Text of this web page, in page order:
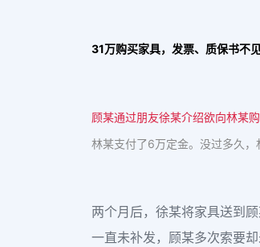
31万购买家具，发票、质保书不
顾某通过朋友徐某介绍欲向林某
林某支付了6万定金。没过多久，
两个月后，徐某将家具送到
一直未补发，顾某多次索要却